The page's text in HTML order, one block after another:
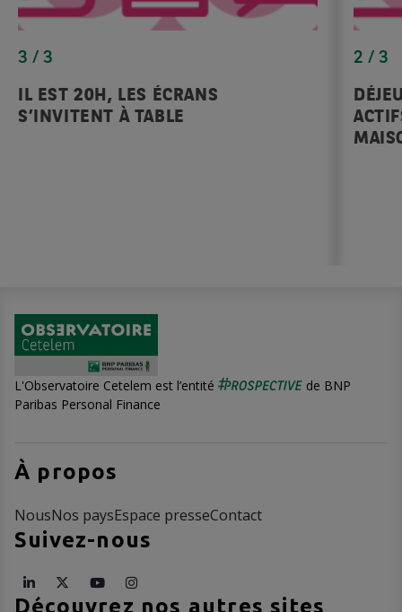
3 / 3
IL EST 20H, LES ÉCRANS
S’INVITENT À TABLE
2 / 3
L'Observatoire Cetelem est l’entité
de BNP
Paribas Personal Finance
À propos
NousNos paysEspace presseContact
Suivez-nous
Découvrez nos autres sites